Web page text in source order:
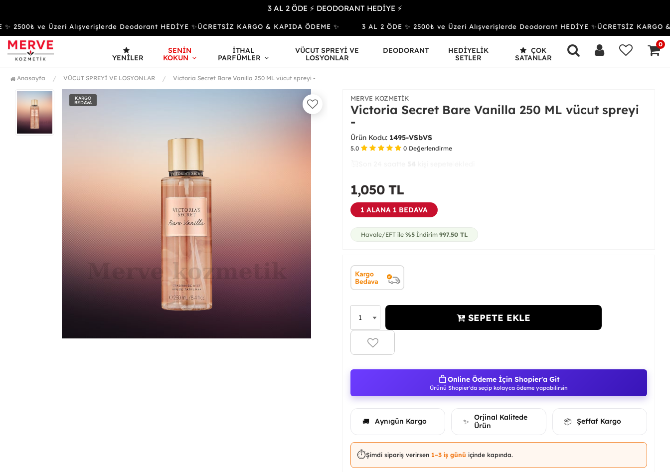
3 AL 2 ÖDE ⚡ DEODORANT HEDİYE ⚡
ve Üzeri Alışverişlerde Deodorant HEDİYE ✨ÜCRETSİZ KARGO & KAPIDA ÖDEME ✨ 3 AL 2 ÖDE ✨ 2500₺ ve Üzeri Alışverişlerde Deodorant HEDİYE ✨ÜCRETSİZ KARGO &
YENILER
SENİN
KOKUN
İTHAL
PARFÜMLER
VÜCUT SPREYİ VE
LOSYONLAR
DEODORANT
HEDİYELİK
SETLER
ÇOK
SATANLAR
0
Anasayfa VÜCUT SPREYİ VE LOSYONLAR Victoria Secret Bare Vanilla 250 ML vücut spreyi -
KARGO
BEDAVA
MERVE KOZMETIK
Victoria Secret Bare Vanilla 250 ML vücut spreyi
-
Ürün Kodu: 1495-VSbVS
5.0 0 Değerlendirme
1,050 TL
1 ALANA 1 BEDAVA
Havale/EFT ile %5 İndirim 997.50 TL
SEPETE EKLE
Online Ödeme İçin Shopier'a Git
Ürünü Shopier'da seçip kolayca ödeme yapabilirsin
🚚 Aynıgün Kargo ✨
Orjinal Kalitede
Ürün
📦 Şeffaf Kargo
⏱️Şimdi sipariş verirsen 1–3 iş günü içinde kapında.